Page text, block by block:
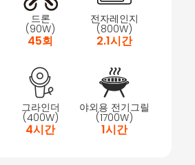
드론
(90W)
45회
전자레인지
(800W)
2.1시간
그라인더
(400W)
4시간
야외용 전기그릴
(1700W)
1시간